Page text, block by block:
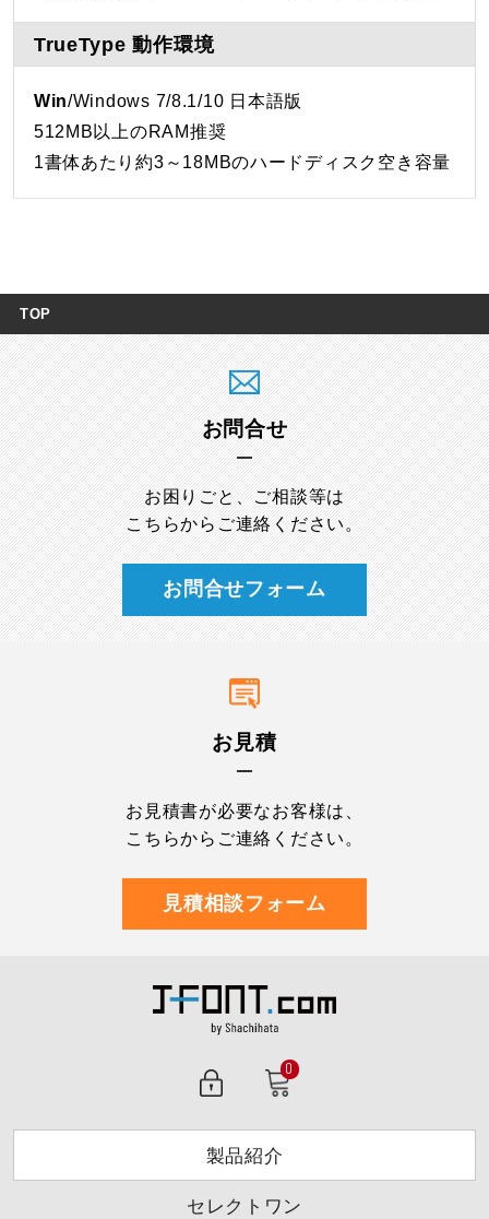
TrueType 動作環境
Win/Windows 7/8.1/10 日本語版
512MB以上のRAM推奨
1書体あたり約3～18MBのハードディスク空き容量
TOP
お問合せ
お困りごと、ご相談等は
こちらからご連絡ください。
お問合せフォーム
お見積
お見積書が必要なお客様は、
こちらからご連絡ください。
見積相談フォーム
0
製品紹介
セレクトワン